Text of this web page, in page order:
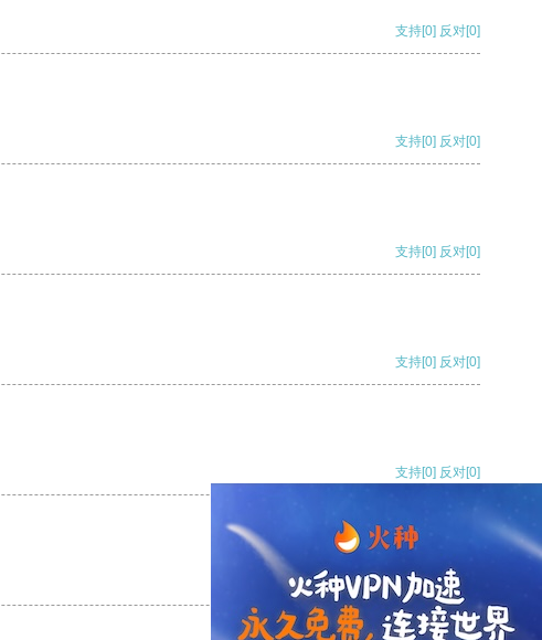
支持[0] 反对[0]
支持[0] 反对[0]
支持[0] 反对[0]
支持[0] 反对[0]
支持[0] 反对[0]
支持[0] 反对